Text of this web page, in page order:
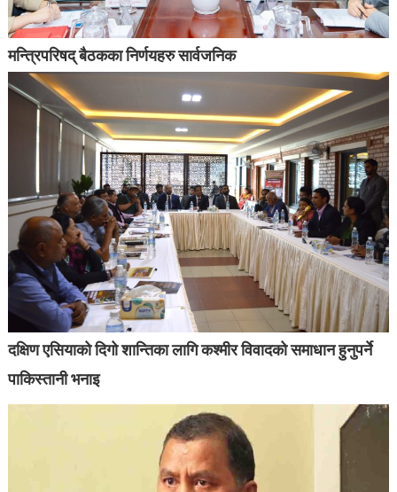
मन्त्रिपरिषद् बैठकका निर्णयहरु सार्वजनिक
दक्षिण एसियाको दिगो शान्तिका लागि कश्मीर विवादको समाधान हुनुपर्ने
पाकिस्तानी भनाइ